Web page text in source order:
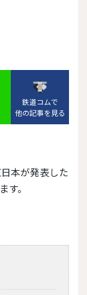
鉄道コムで
他の記事を見る
す。